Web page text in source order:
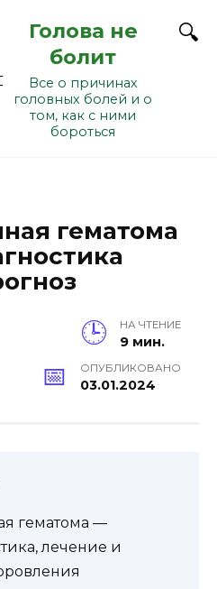
Голова не
болит
Все о причинах
головных болей и о
том, как с ними
бороться
гематома
НА ЧТЕНИЕ
9 мин.
ОПУБЛИКОВАНО
03.01.2024
гематома —
лечение и